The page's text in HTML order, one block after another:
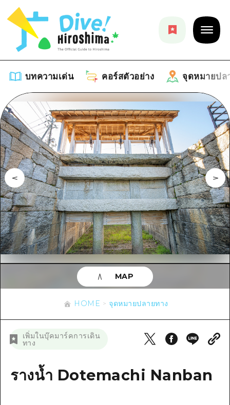
บทความเด่น คอร์สตัวอย่าง จุดหมายปล
บทความเด่น
รายการ
คำแนะนำ
ศิลปะ
งานอีเว้นท์ / เทศกาล
อาหารรสเลิศ / สุรา
การปั่นจักรยาน
ช้อปปิ้ง
กีฬา
สถานบันเทิงยามค่ำคืน
มาตรฐาน
คอร์สตัวอย่าง
รายการ
คู่มือ Dive! Hiroshima
ฮิโรชิม่า โมชิ โมชิ ทราเวล
บริเวณรอบเมืองฮิโรชิม่า
อากิ
บิงโก
บริเวณรอบๆ มิยาจิมะ
จุดหมายปลายทาง
รายการ
บริเวณรอบเมืองฮิโรชิม่า
อากิ
บิงโก
บิโฮคุ
เกโฮคุ
อีเว้นท์
ข้อมูลตามฤดูกาล
ข้อมูลที่เป็นประโยชน์
รายการ
เข้าถึงเข้าถึง
สรุปการจราจรรอง
ตั๋วเที่ยวคุ้มค่าตั๋วเที่ยวคุ้มค่า
ข่าว
อีเว้นท์
HOME จุดหมายปลายทาง
เพิ่มในบุ๊คมาร์คการเดิน
ทาง
รางน้ำ Dotemachi Nanban
MAP